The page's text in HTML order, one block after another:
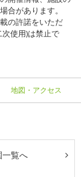
合があります。
の許諾をいただ
使用)は禁止で
地図・アクセス
一覧へ